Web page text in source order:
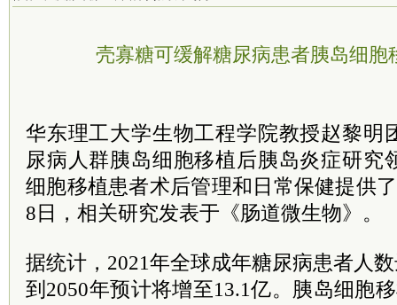
壳寡糖可缓解糖尿病患者胰岛细胞
华东理工大学生物工程学院教授赵黎明
尿病人群胰岛细胞移植后胰岛炎症研究
细胞移植患者术后管理和日常保健提供
8日，相关研究发表于《肠道微生物》。
据统计，2021年全球成年糖尿病患者人
到2050年预计将增至13.1亿。胰岛细胞